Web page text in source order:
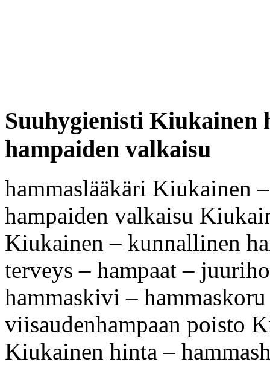
Suuhygienisti Kiukainen
hampaiden valkaisu
hammaslääkäri Kiukainen
hampaiden valkaisu
Kiukainen – kunnallinen
terveys – hampaat –
hammaskivi –
viisaudenhampaan poisto
Kiukainen hinta –